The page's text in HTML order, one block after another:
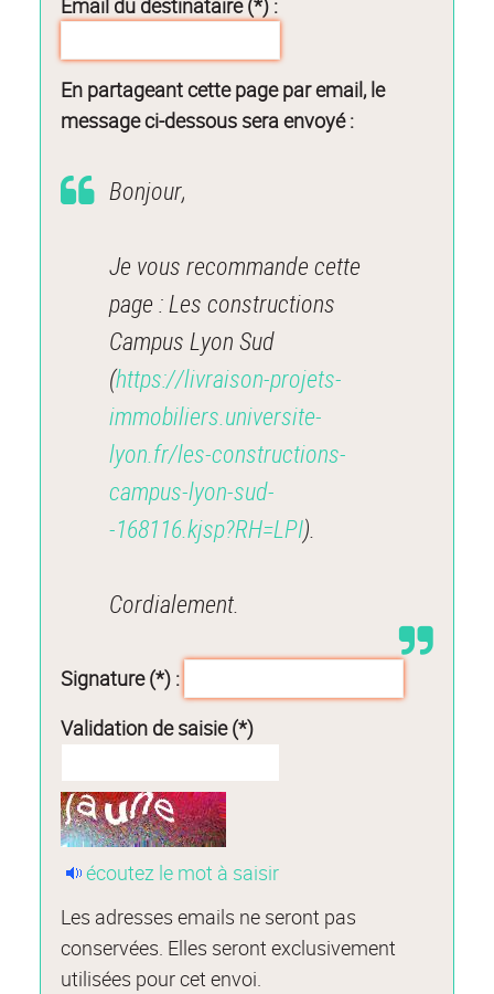
Email du destinataire (*) :
En partageant cette page par email, le
message ci-dessous sera envoyé :
Bonjour,
Je vous recommande cette
page : Les constructions
Campus Lyon Sud
(https://livraison-projets-
immobiliers.universite-
lyon.fr/les-constructions-
campus-lyon-sud-
-168116.kjsp?RH=LPI).
Cordialement.
Signature (*) :
Validation de saisie (*)
écoutez le mot à saisir
Les adresses emails ne seront pas
conservées. Elles seront exclusivement
utilisées pour cet envoi.